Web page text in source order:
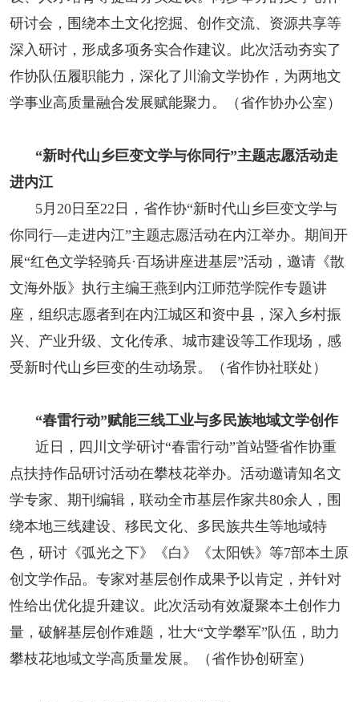
研讨会，围绕本土文化挖掘、创作交流、资源共享等
深入研讨，形成多项务实合作建议。此次活动夯实了
作协队伍履职能力，深化了川渝文学协作，为两地文
学事业高质量融合发展赋能聚力。（省作协办公室）
“新时代山乡巨变文学与你同行”主题志愿活动走
进内江
5月20日至22日，省作协“新时代山乡巨变文学与
你同行—走进内江”主题志愿活动在内江举办。期间开
展“红色文学轻骑兵·百场讲座进基层”活动，邀请《散
文海外版》执行主编王燕到内江师范学院作专题讲
座，组织志愿者到在内江城区和资中县，深入乡村振
兴、产业升级、文化传承、城市建设等工作现场，感
受新时代山乡巨变的生动场景。（省作协社联处）
“春雷行动”赋能三线工业与多民族地域文学创作
近日，四川文学研讨“春雷行动”首站暨省作协重
点扶持作品研讨活动在攀枝花举办。活动邀请知名文
学专家、期刊编辑，联动全市基层作家共80余人，围
绕本地三线建设、移民文化、多民族共生等地域特
色，研讨《弧光之下》《白》《太阳铁》等7部本土原
创文学作品。专家对基层创作成果予以肯定，并针对
性给出优化提升建议。此次活动有效凝聚本土创作力
量，破解基层创作难题，壮大“文学攀军”队伍，助力
攀枝花地域文学高质量发展。（省作协创研室）